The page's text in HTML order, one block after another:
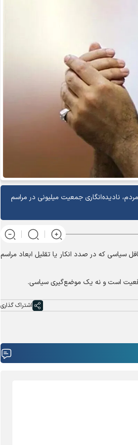
نادیده‌انگاری جمعیت میلیونی در مراسم
سیاسی که در صدد انکار یا تقلیل ابعاد مراسم
واقعیت است و نه یک موضع‌گیری سیاسی.
اشتراک گذاری